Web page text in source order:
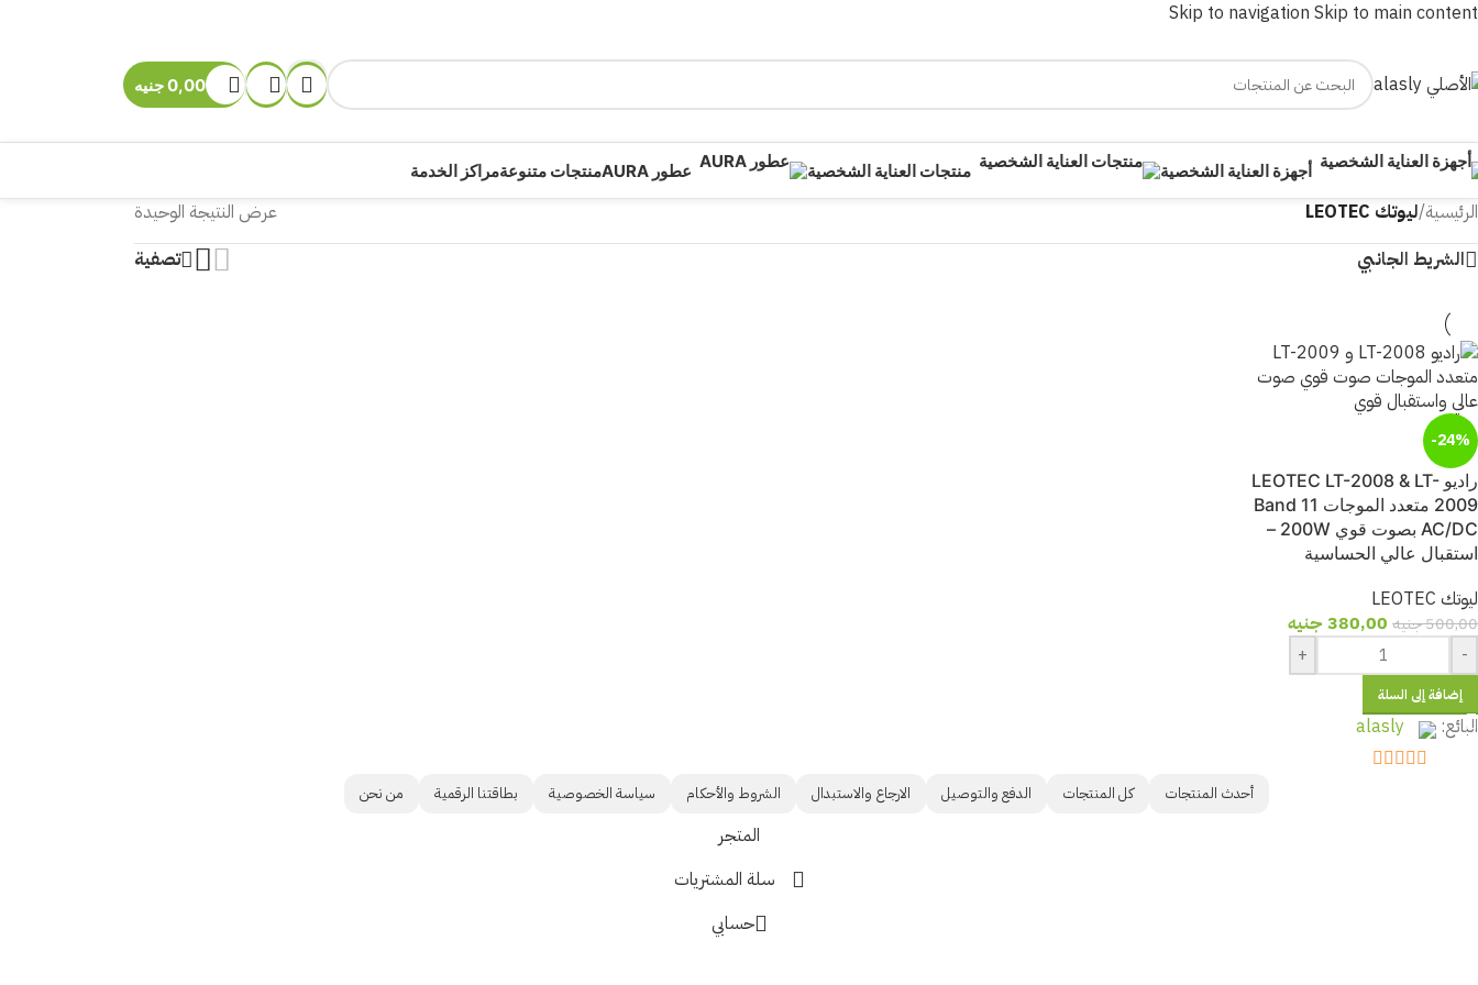
Skip to navigation Skip to main content
0,00جنيه
أجهزة العناية الشخصية منتجات العناية الشخصية عطور AURA منتجات متنوعةمراكز الخدمة
الرئيسية/ليوتك LEOTEC
عرض النتيجة الوحيدة
الشريط الجانبي
تصفية
-24%
راديو LEOTEC LT-2008 & LT-
2009 متعدد الموجات 11 Band
AC/DC بصوت قوي 200W –
استقبال عالي الحساسية
ليوتك LEOTEC
500,00جنيه 380,00 جنيه
-
+
إضافة إلى السلة
البائع: alasly
أحدث المنتجات كل المنتجات الدفع والتوصيل الارجاع والاستبدال الشروط والأحكام سياسة الخصوصية بطاقتنا الرقمية من نحن
المتجر
سلة المشتريات
حسابي